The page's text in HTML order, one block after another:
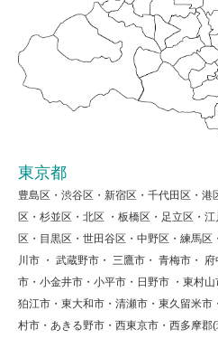
東京都
豊島区・渋谷区・新宿区・千代田区・港
区・杉並区・北区 ・板橋区・足立区・
区・目黒区・世田谷区・中野区・練馬区
川市 ・ 武蔵野市・ 三鷹市・ 青梅市・
市・小金井市・小平市・日野市 ・東村
狛江市・東大和市・清瀬市・東久留米
村市・あきる野市・西東京市・西多摩郡